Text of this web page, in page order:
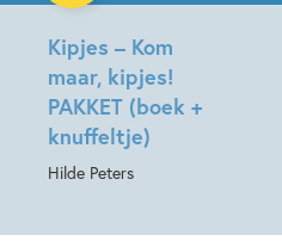
Kipjes – Kom
maar, kipjes!
PAKKET (boek +
knuffeltje)
Hilde Peters